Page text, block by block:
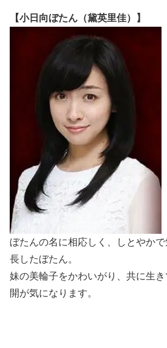
【小日向ぼたん（黛英里佳）】
ぼたんの名に相応しく、しとやか
長したぼたん。
妹の美輪子をかわいがり、共に生
開が気になります。